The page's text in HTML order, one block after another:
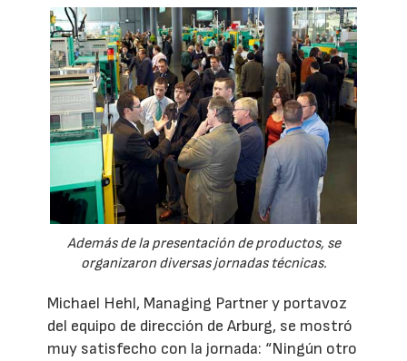
Además de la presentación de productos, se
organizaron diversas jornadas técnicas.
Michael Hehl, Managing Partner y portavoz
del equipo de dirección de Arburg, se mostró
muy satisfecho con la jornada: “Ningún otro